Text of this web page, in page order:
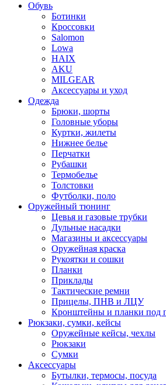
Обувь
Ботинки
Кроссовки
Salomon
Lowa
HAIX
AKU
MILGEAR
Аксессуары и уход
Одежда
Брюки, шорты
Головные уборы
Куртки, жилеты
Нижнее белье
Перчатки
Рубашки
Термобелье
Толстовки
Футболки, поло
Оружейный тюнинг
Цевья и газовые трубки
Дульные насадки
Магазины и аксессуары
Оружейная краска
Рукоятки и сошки
Планки
Приклады
Тактические ремни
Прицелы, ПНВ и ЛЦУ
Кронштейны и планки под
Рюкзаки, сумки, кейсы
Оружейные кейсы, чехлы
Рюкзаки
Сумки
Аксессуары
Бутылки, термосы, посуда